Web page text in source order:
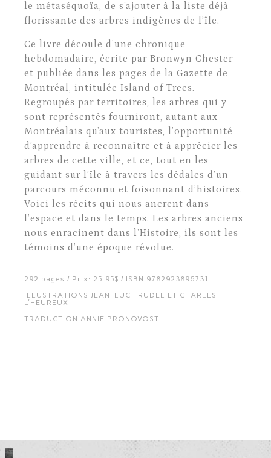
le métaséquoïa, de s’ajouter à la liste déjà
florissante des arbres indigènes de l’île.
Ce livre découle d’une chronique
hebdomadaire, écrite par Bronwyn Chester
et publiée dans les pages de la Gazette de
Montréal, intitulée Island of Trees.
Regroupés par territoires, les arbres qui y
sont représentés fourniront, autant aux
Montréalais qu’aux touristes, l’opportunité
d’apprendre à reconnaître et à apprécier les
arbres de cette ville, et ce, tout en les
guidant sur l’île à travers les dédales d’un
parcours méconnu et foisonnant d’histoires.
Voici les récits qui nous ancrent dans
l’espace et dans le temps. Les arbres anciens
nous enracinent dans l’Histoire, ils sont les
témoins d’une époque révolue.
292 pages / Prix: 25.95$ / ISBN 9782923896731
ILLUSTRATIONS JEAN-LUC TRUDEL ET CHARLES
L'HEUREUX
TRADUCTION ANNIE PRONOVOST